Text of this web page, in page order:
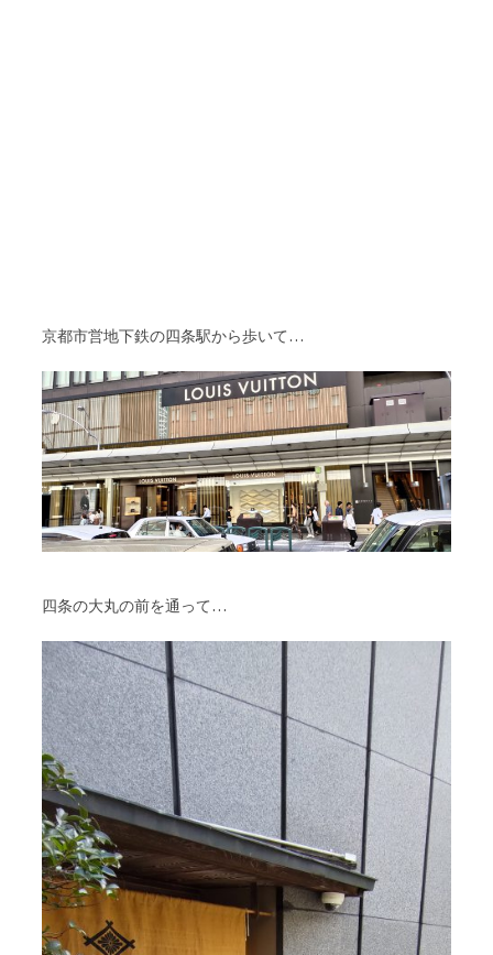
京都市営地下鉄の四条駅から歩いて…
四条の大丸の前を通って…